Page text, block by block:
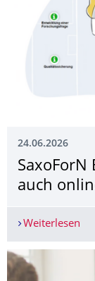
24.06.2026
SaxoForN
auch
Weiterlesen